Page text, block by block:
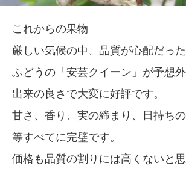
これからの果物
厳しい気候の中、品質が心配だった
ふどうの「安芸クイーン」が予想
出来の良さで大変に好評です。
甘さ、香り、実の締まり、日持ち
等すべてに完璧です。
価格も品質の割りには高くないと